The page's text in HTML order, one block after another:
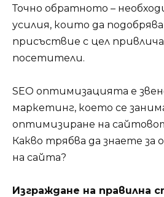
Точно обратното –
усилия, които да
присъствие с цел
посетители.
SEO оптимизацията е
маркетинг, което се
оптимизиране на
Какво трябва да знаете
на сайта?
Изграждане на правилна